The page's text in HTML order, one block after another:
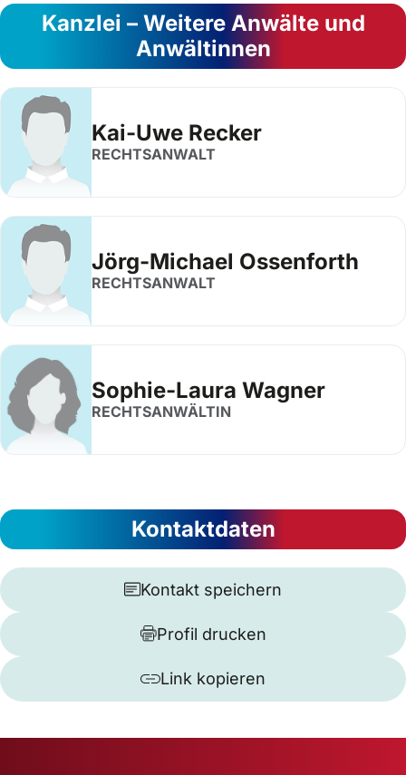
Kanzlei – Weitere Anwälte und
Anwältinnen
Kai-Uwe Recker
RECHTSANWALT
Jörg-Michael Ossenforth
RECHTSANWALT
Sophie-Laura Wagner
RECHTSANWÄLTIN
Kontaktdaten
Kontakt speichern
Profil drucken
Link kopieren